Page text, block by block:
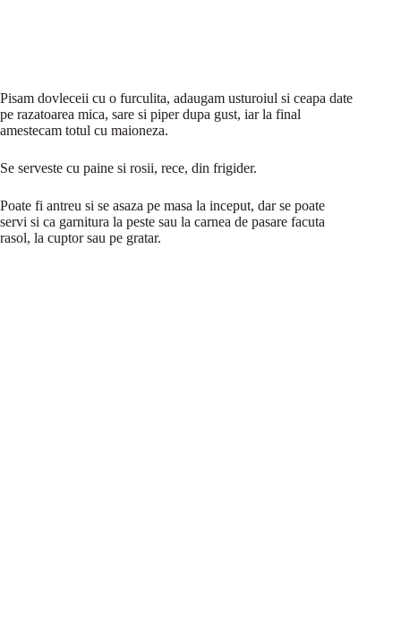
Pisam dovleceii cu o furculita, adaugam usturoiul si ceapa date
pe razatoarea mica, sare si piper dupa gust, iar la final
amestecam totul cu maioneza.
Se serveste cu paine si rosii, rece, din frigider.
Poate fi antreu si se asaza pe masa la inceput, dar se poate
servi si ca garnitura la peste sau la carnea de pasare facuta
rasol, la cuptor sau pe gratar.